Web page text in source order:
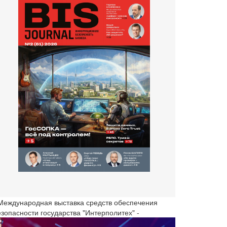
выставка средств обеспечения
государства "Интерполитех" -